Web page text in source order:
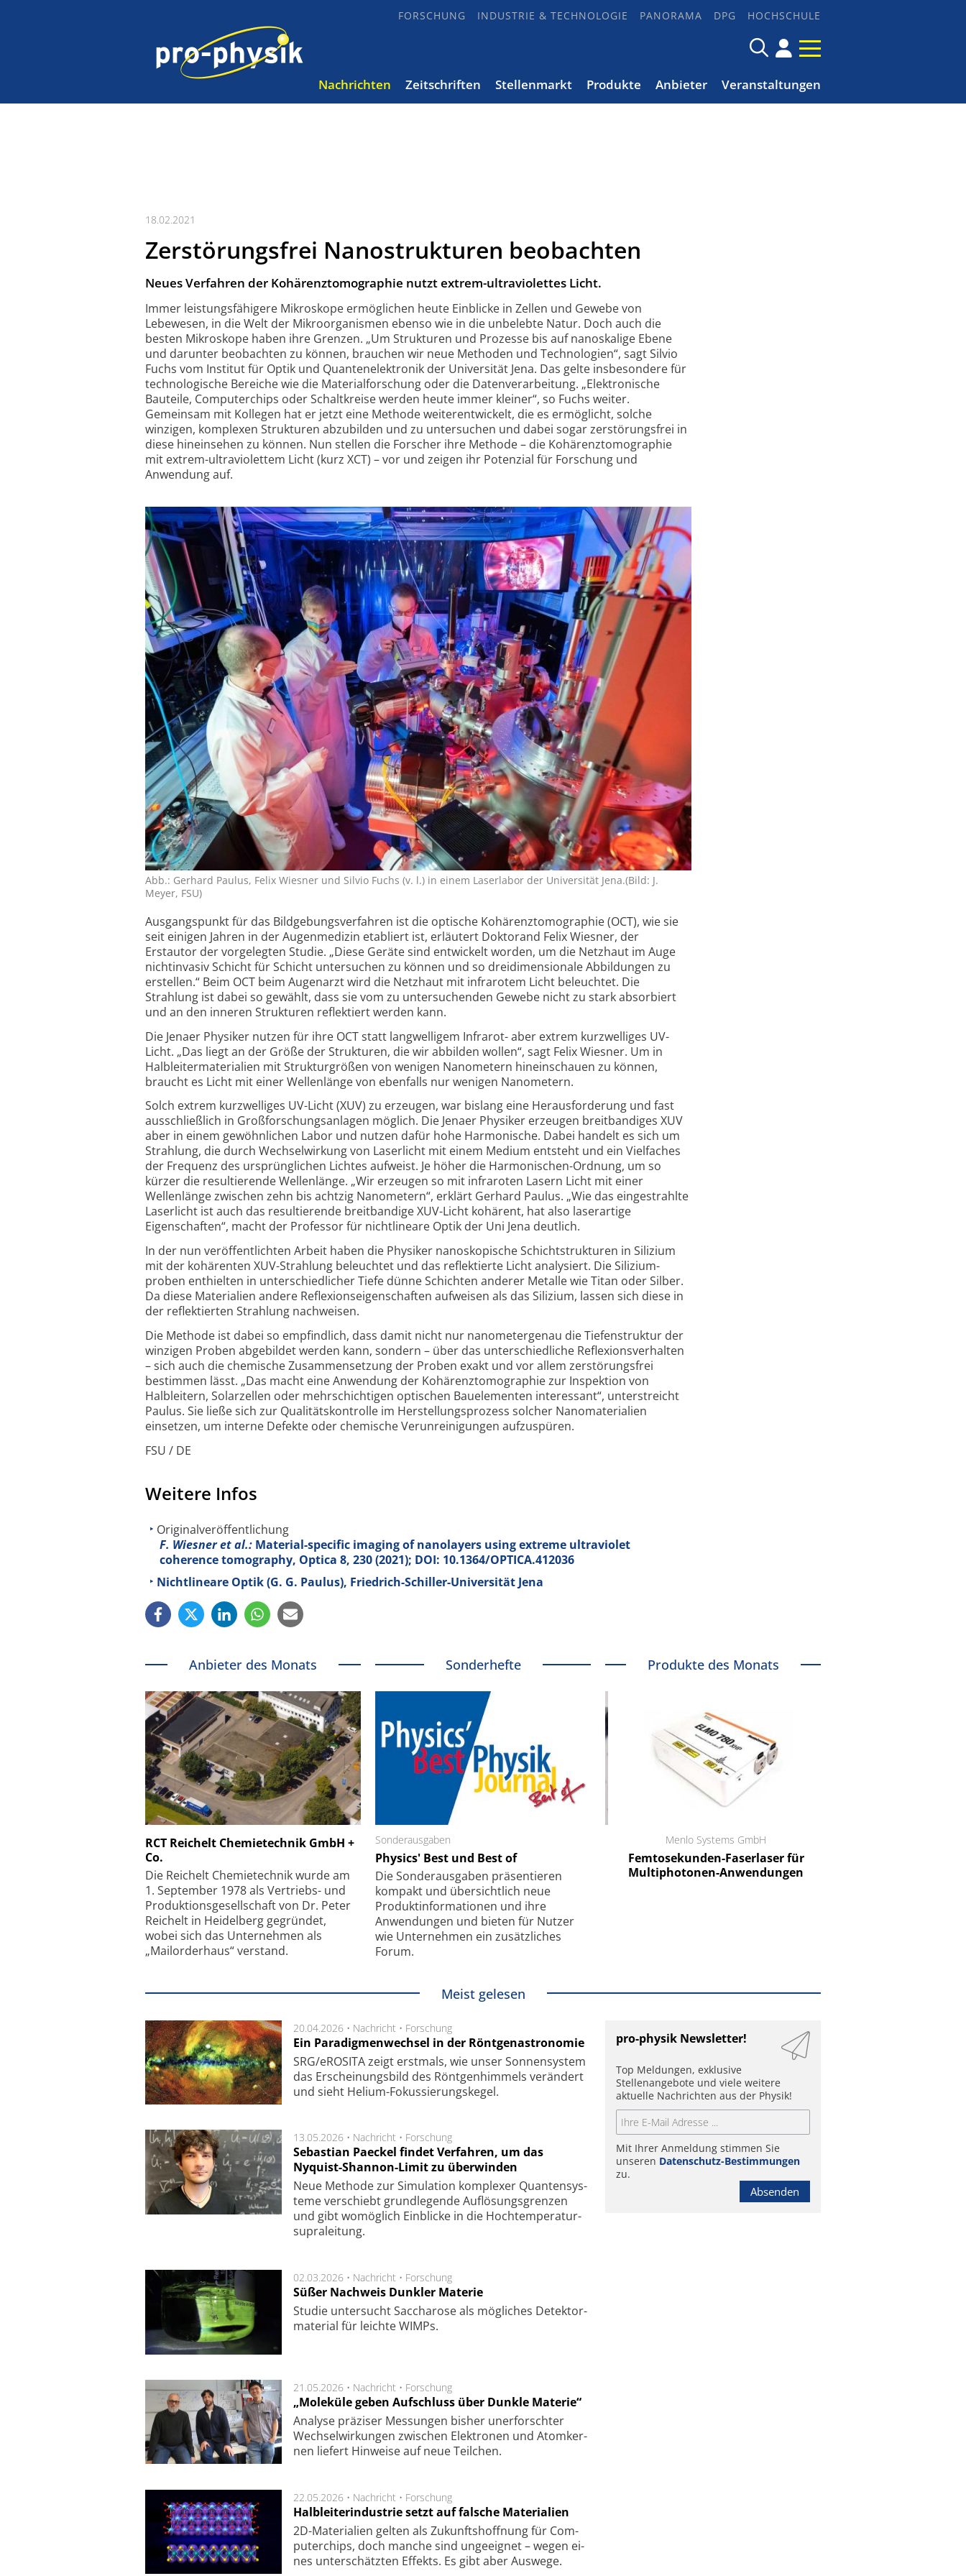
FORSCHUNG INDUSTRIE & TECHNOLOGIE PANORAMA DPG HOCHSCHULE
Nachrichten Zeitschriften Stellenmarkt Produkte Anbieter Veranstaltungen
18.02.2021
Zerstörungsfrei Nanostrukturen beobachten
Neues Verfahren der Kohärenztomographie nutzt extrem-ultraviolettes Licht.
Immer leistungsfähigere Mikroskope ermöglichen heute Einblicke in Zellen und Gewebe von
Lebewesen, in die Welt der Mikroorganismen ebenso wie in die unbelebte Natur. Doch auch die
besten Mikroskope haben ihre Grenzen. „Um Strukturen und Prozesse bis auf nanoskalige Ebene
und darunter beobachten zu können, brauchen wir neue Methoden und Technologien“, sagt Silvio
Fuchs vom Institut für Optik und Quanten­elektronik der Universität Jena. Das gelte insbesondere für
technologische Bereiche wie die Material­forschung oder die Daten­verarbeitung. „Elektronische
Bauteile, Computer­chips oder Schalt­kreise werden heute immer kleiner“, so Fuchs weiter.
Gemeinsam mit Kollegen hat er jetzt eine Methode weiter­entwickelt, die es ermöglicht, solche
winzigen, komplexen Strukturen abzubilden und zu untersuchen und dabei sogar zerstörungs­frei in
diese hineinsehen zu können. Nun stellen die Forscher ihre Methode – die Kohärenz­tomographie
mit extrem-ultra­violettem Licht (kurz XCT) – vor und zeigen ihr Potenzial für Forschung und
Anwendung auf.
Abb.: Gerhard Paulus, Felix Wiesner und Silvio Fuchs (v. l.) in einem Laserlabor der Universität Jena.(Bild: J.
Meyer, FSU)
Ausgangspunkt für das Bildgebungs­verfahren ist die optische Kohärenz­tomographie (OCT), wie sie
seit einigen Jahren in der Augen­medizin etabliert ist, erläutert Doktorand Felix Wiesner, der
Erstautor der vorgelegten Studie. „Diese Geräte sind entwickelt worden, um die Netzhaut im Auge
nicht­invasiv Schicht für Schicht untersuchen zu können und so drei­dimensionale Abbildungen zu
erstellen.“ Beim OCT beim Augenarzt wird die Netzhaut mit infrarotem Licht beleuchtet. Die
Strahlung ist dabei so gewählt, dass sie vom zu untersuchenden Gewebe nicht zu stark absorbiert
und an den inneren Strukturen reflektiert werden kann.
Die Jenaer Physiker nutzen für ihre OCT statt langwelligem Infrarot- aber extrem kurzwelliges UV-
Licht. „Das liegt an der Größe der Strukturen, die wir abbilden wollen“, sagt Felix Wiesner. Um in
Halbleitermaterialien mit Strukturgrößen von wenigen Nanometern hineinschauen zu können,
braucht es Licht mit einer Wellenlänge von ebenfalls nur wenigen Nanometern.
Solch extrem kurzwelliges UV-Licht (XUV) zu erzeugen, war bislang eine Herausforderung und fast
ausschließlich in Groß­forschungs­anlagen möglich. Die Jenaer Physiker erzeugen breit­bandiges XUV
aber in einem gewöhnlichen Labor und nutzen dafür hohe Harmonische. Dabei handelt es sich um
Strahlung, die durch Wechselwirkung von Laserlicht mit einem Medium entsteht und ein Vielfaches
der Frequenz des ursprünglichen Lichtes aufweist. Je höher die Harmonischen-Ordnung, um so
kürzer die resultierende Wellenlänge. „Wir erzeugen so mit infraroten Lasern Licht mit einer
Wellenlänge zwischen zehn bis achtzig Nanometern“, erklärt Gerhard Paulus. „Wie das eingestrahlte
Laserlicht ist auch das resultierende breitbandige XUV-Licht kohärent, hat also laser­artige
Eigenschaften“, macht der Professor für nicht­lineare Optik der Uni Jena deutlich.
In der nun veröffentlichten Arbeit haben die Physiker nanoskopische Schicht­strukturen in Silizium
mit der kohärenten XUV-Strahlung beleuchtet und das reflektierte Licht analysiert. Die Silizium­
proben enthielten in unterschiedlicher Tiefe dünne Schichten anderer Metalle wie Titan oder Silber.
Da diese Materialien andere Reflexions­eigenschaften aufweisen als das Silizium, lassen sich diese in
der reflektierten Strahlung nachweisen.
Die Methode ist dabei so empfindlich, dass damit nicht nur nanometer­genau die Tiefen­struktur der
winzigen Proben abgebildet werden kann, sondern – über das unterschiedliche Reflexions­verhalten
– sich auch die chemische Zusammensetzung der Proben exakt und vor allem zerstörungsfrei
bestimmen lässt. „Das macht eine Anwendung der Kohärenz­tomographie zur Inspektion von
Halbleitern, Solarzellen oder mehrschichtigen optischen Bauelementen interessant“, unterstreicht
Paulus. Sie ließe sich zur Qualitäts­kontrolle im Herstellungs­prozess solcher Nano­materialien
einsetzen, um interne Defekte oder chemische Verunreinigungen aufzuspüren.
FSU / DE
Weitere Infos
Originalveröffentlichung
F. Wiesner et al.: Material-specific imaging of nanolayers using extreme ultraviolet
coherence tomography, Optica 8, 230 (2021); DOI: 10.1364/OPTICA.412036
Nichtlineare Optik (G. G. Paulus), Friedrich-Schiller-Universität Jena
Anbieter des Monats
RCT Reichelt Chemietechnik GmbH +
Co.
Die Reichelt Chemietechnik wurde am
1. September 1978 als Vertriebs- und
Produktionsgesellschaft von Dr. Peter
Reichelt in Heidelberg gegründet,
wobei sich das Unternehmen als
„Mailorderhaus“ verstand.
Sonderhefte
Sonderausgaben
Physics' Best und Best of
Die Sonder­ausgaben präsentieren
kompakt und übersichtlich neue
Produkt­informationen und ihre
Anwendungen und bieten für Nutzer
wie Unternehmen ein zusätzliches
Forum.
Produkte des Monats
Schäfter + Kirchhoff GmbH
Feinfokussierungsmechanismus
Elektronenmikroskopie auf
kleinstem Raum
Menlo Systems GmbH
Femtosekunden-Faserlaser für
Multiphotonen-Anwendungen
Meist gelesen
20.04.2026 • Nachricht • Forschung
Ein Paradigmenwechsel in der Röntgenastronomie
SRG/eROSITA zeigt erst­mals, wie unser Son­nen­sys­tem
das Er­schei­nungs­bild des Rönt­gen­him­mels ver­än­dert
und sieht Helium-Fokus­sie­rungs­ke­gel.
13.05.2026 • Nachricht • Forschung
Sebastian Paeckel findet Verfahren, um das
Nyquist-Shannon-Limit zu überwinden
Neue Methode zur Simu­la­tion kom­ple­xer Quan­ten­sys­
te­me ver­schiebt grund­le­gen­de Auf­lösungs­gren­zen
und gibt wo­mög­lich Ein­blicke in die Hoch­tempe­ra­tur­
supra­lei­tung.
02.03.2026 • Nachricht • Forschung
Süßer Nachweis Dunkler Materie
Studie unter­sucht Saccha­ro­se als mög­li­ches De­tek­tor­
ma­te­rial für leich­te WIMPs.
21.05.2026 • Nachricht • Forschung
„Moleküle geben Aufschluss über Dunkle Materie“
Analyse prä­zi­ser Mes­sung­en bis­her un­er­for­schter
Wech­sel­wir­kung­en zwi­schen Elek­tro­nen und Atom­ker­
nen lie­fert Hin­wei­se auf neue Teil­chen.
22.05.2026 • Nachricht • Forschung
Halbleiterindustrie setzt auf falsche Materialien
2D-Mate­ri­a­li­en gel­ten als Zu­kunfts­hoff­nung für Com­
pu­ter­chips, doch man­che sind un­ge­eig­net – we­gen ei­
nes un­ter­schätz­ten Ef­fekts. Es gibt aber Aus­we­ge.
pro-physik Newsletter!
Top Meldungen, exklusive
Stellenangebote und viele weitere
aktuelle Nachrichten aus der Physik!
Mit Ihrer Anmeldung stimmen Sie
unseren Datenschutz-Bestimmungen
zu.
Absenden